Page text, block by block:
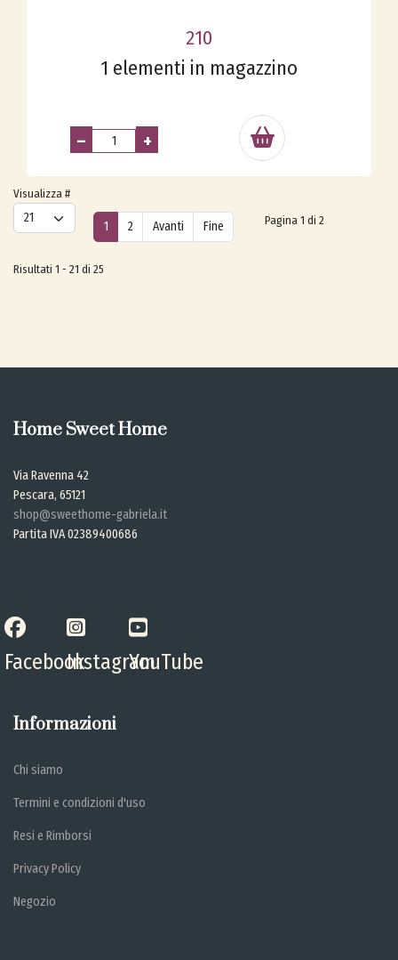
210
1 elementi in magazzino
– +
Visualizza #
1 2 Avanti Fine Pagina 1 di 2
Risultati 1 - 21 di 25
Home Sweet Home
Via Ravenna 42
Pescara, 65121
shop@sweethome-gabriela.it
Partita IVA 02389400686
FacebookInstagramYouTube
Informazioni
Chi siamo
Termini e condizioni d'uso
Resi e Rimborsi
Privacy Policy
Negozio